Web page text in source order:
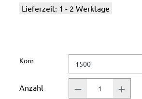
Lieferzeit: 1 - 2 Werktage
Korn
Anzahl